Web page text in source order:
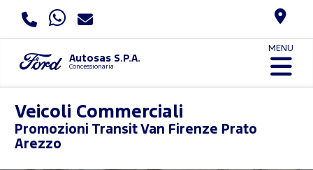
Autosas S.P.A.
Concessionaria
MENU
Veicoli Commerciali
Promozioni Transit Van Firenze Prato
Arezzo